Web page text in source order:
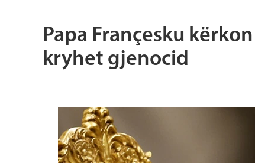
Papa Françesku
kryhet gjenocid